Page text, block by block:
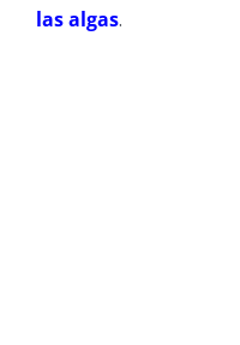
las algas.